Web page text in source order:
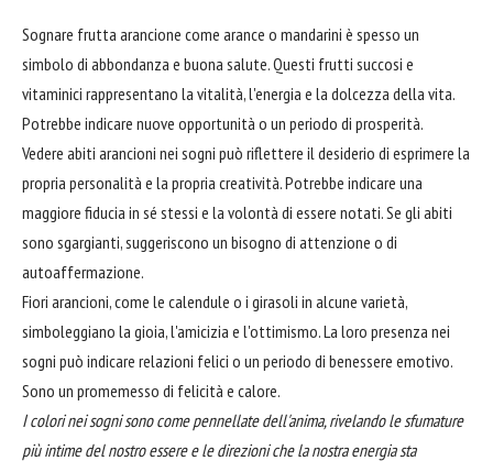
Sognare frutta arancione come arance o mandarini è spesso un
simbolo di abbondanza e buona salute. Questi frutti succosi e
vitaminici rappresentano la vitalità, l'energia e la dolcezza della vita.
Potrebbe indicare nuove opportunità o un periodo di prosperità.
Vedere abiti arancioni nei sogni può riflettere il desiderio di esprimere la
propria personalità e la propria creatività. Potrebbe indicare una
maggiore fiducia in sé stessi e la volontà di essere notati. Se gli abiti
sono sgargianti, suggeriscono un bisogno di attenzione o di
autoaffermazione.
Fiori arancioni, come le calendule o i girasoli in alcune varietà,
simboleggiano la gioia, l'amicizia e l'ottimismo. La loro presenza nei
sogni può indicare relazioni felici o un periodo di benessere emotivo.
Sono un promemesso di felicità e calore.
I colori nei sogni sono come pennellate dell'anima, rivelando le sfumature
più intime del nostro essere e le direzioni che la nostra energia sta